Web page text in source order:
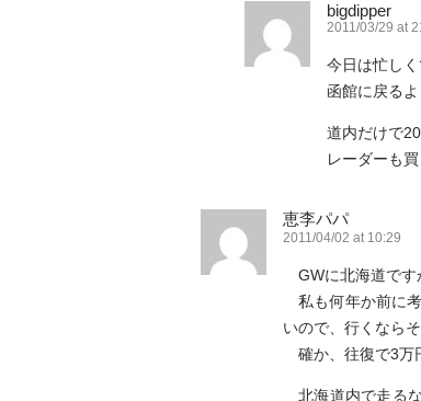
bigdipper
2011/03/29 at
今日は忙し
函館に戻る
道内だけで
レーダーも
恵李パパ
2011/04/02 at 10:29
GWに北海道です
私も何年か前に
いので、行くなら
確か、往復で3万
北海道内で走る